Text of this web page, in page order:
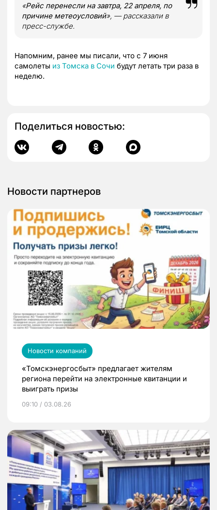
«Рейс перенесли на завтра, 22 апреля, по
причине метеоусловий», — рассказали в
пресс-службе.
Напомним, ранее мы писали, что с 7 июня
самолеты из Томска в Сочи будут летать три раза в
неделю.
Поделиться новостью:
Новости партнеров
Новости компаний
«Томскэнергосбыт» предлагает жителям
региона перейти на электронные квитанции и
выиграть призы
09:10 / 03.08.26